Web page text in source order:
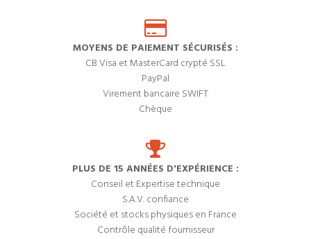
MOYENS DE PAIEMENT SÉCURISÉS :
CB Visa et MasterCard crypté SSL
PayPal
Virement bancaire SWIFT
Chèque
PLUS DE 15 ANNÉES D'EXPÉRIENCE :
Conseil et Expertise technique
S.A.V. confiance
Société et stocks physiques en France
Contrôle qualité fournisseur